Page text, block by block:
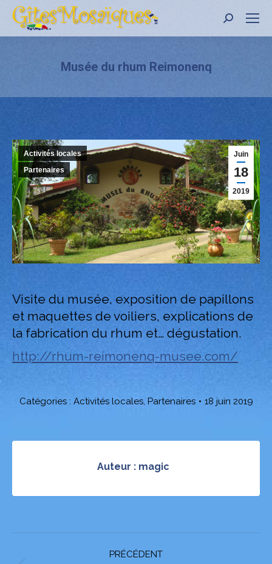
:
Musée du rhum Reimonenq
Juin
18
2019
Activités locales
Partenaires
Visite du musée, exposition de papillons
et maquettes de voiliers, explications de
la fabrication du rhum et… dégustation.
http://rhum-reimonenq-musee.com/
Catégories : Activités locales, Partenaires 18 juin 2019
Auteur : magic
NavigationPRÉCÉDENT